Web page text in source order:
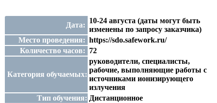
Дата:
10-24 августа (даты могут быть
изменены по запросу заказчика)
Место проведения: https://sdo.safework.ru/
Количество часов: 72
Категория обучаемых:
руководители, специалисты,
рабочие, выполняющие работы с
источниками ионизирующего
излучения
Тип обучения: Дистанционное